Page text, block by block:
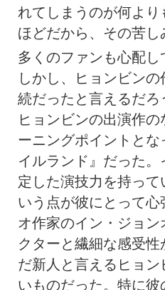
れてしまうのが何よ
ほどだから、その苦し
多くのファンも心配し
しかし、ヒョンビン
続だったと言えるだろ
ヒョンビンの出演作
ーニングポイントと
イルランド』だった
定した演技力を持って
いう点が彼にとって心
オ作家のイン・ジョン
クターと繊細な感受性
だ新人と言えるヒョン
いものだった。特に